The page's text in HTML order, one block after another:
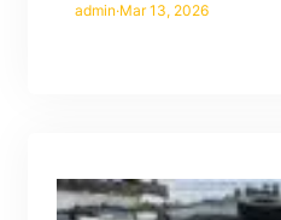
admin·Mar 13, 2026